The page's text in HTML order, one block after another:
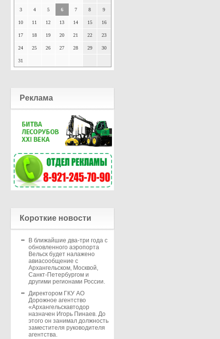
3 4 5 6 7 8 9
10 11 12 13 14 15 16
17 18 19 20 21 22 23
24 25 26 27 28 29 30
31
Реклама
Короткие новости
В ближайшие два-три года с
обновленного аэропорта
Вельск будет налажено
авиасообщение с
Архангельском, Москвой,
Санкт-Петербургом и
другими регионами России.
Директором ГКУ АО
Дорожное агентство
«Архангельскавтодор
назначен Игорь Пинаев. До
этого он занимал должность
заместителя руководителя
агентства.